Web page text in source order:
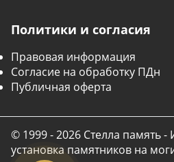
Политики и согласия
Правовая информация
Согласие на обработку ПДн
Публичная оферта
© 1999 - 2026 Стелла память -
установка памятников на